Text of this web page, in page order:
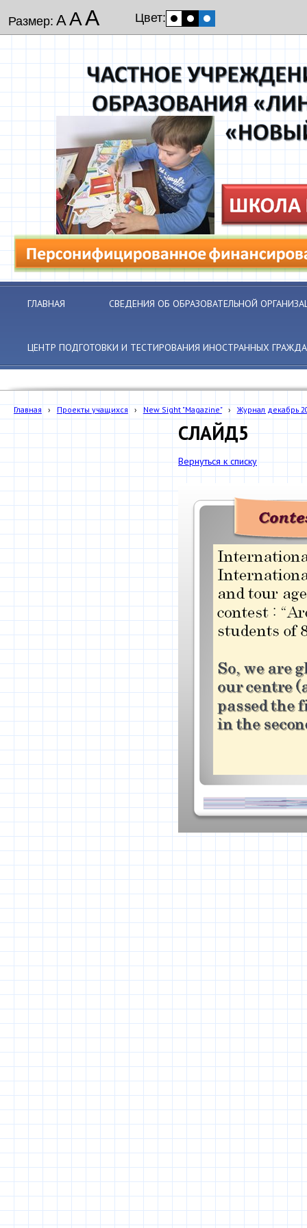
Размер: ААА Цвет:
ГЛАВНАЯ СВЕДЕНИЯ ОБ ОБРАЗОВАТЕЛЬНОЙ
ЦЕНТР ПОДГОТОВКИ И ТЕСТИРОВАНИЯ ИНОСТРАННЫХ
Главная › Проекты учащихся › New Sight "Magazine" › Журнал декабрь
СЛАЙД5
Вернуться к списку